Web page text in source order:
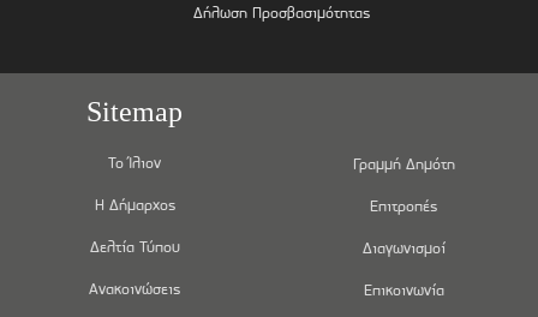
Δήλωση Προσβασιμότητας
Sitemap
Το Ίλιον
Η Δήμαρχος
Δελτία Τύπου
Ανακοινώσεις
Γραμμή Δημότη
Επιτροπές
Διαγωνισμοί
Επικοινωνία